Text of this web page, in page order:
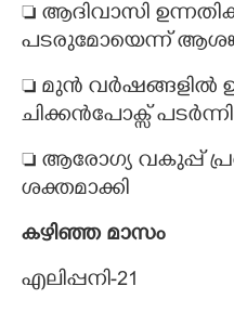
 ആദിവാസി
പടരുമോയെന്ന്
 മുൻ വർഷങ്ങളിൽ
ചിക്കൻപോക്സ്
 ആരോഗ്യ വകുപ്പ്
ശക്തമാക്കി
കഴിഞ്ഞ മാസം
എലിപ്പനി-21